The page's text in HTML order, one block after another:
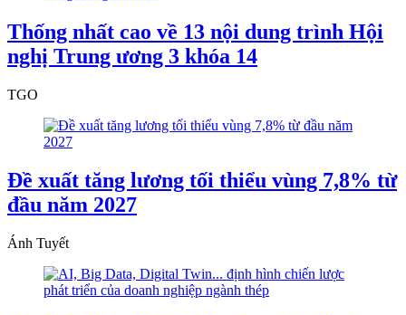
Thống nhất cao về 13 nội dung trình Hội
nghị Trung ương 3 khóa 14
TGO
Đề xuất tăng lương tối thiểu vùng 7,8% từ
đầu năm 2027
Ánh Tuyết